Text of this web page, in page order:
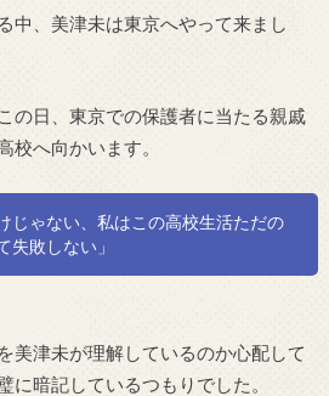
中、美津未は東京へやって来まし
の日、東京での保護者に当たる親戚
校へ向かいます。
じゃない、私はこの高校生活ただの
失敗しない」
美津未が理解しているのか心配して
に暗記しているつもりでした。